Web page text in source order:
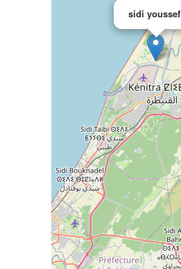
sidi youssef